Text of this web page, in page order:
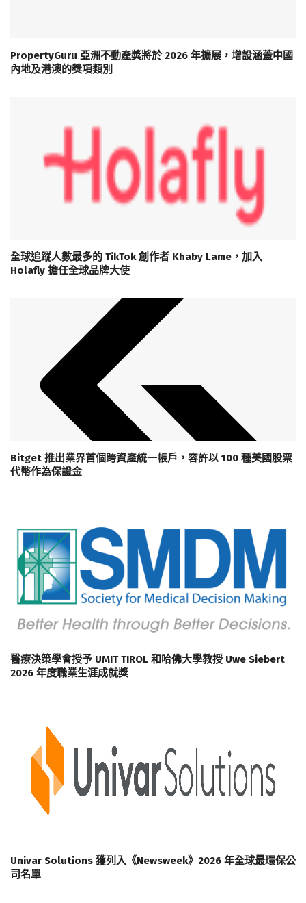
PropertyGuru 亞洲不動產獎將於 2026 年擴展，增設涵蓋中國
內地及港澳的獎項類別
全球追蹤人數最多的 TikTok 創作者 Khaby Lame，加入
Holafly 擔任全球品牌大使
Bitget 推出業界首個跨資產統一帳戶，容許以 100 種美國股票
代幣作為保證金
醫療決策學會授予 UMIT TIROL 和哈佛大學教授 Uwe Siebert
2026 年度職業生涯成就獎
Univar Solutions 獲列入《Newsweek》2026 年全球最環保公
司名單